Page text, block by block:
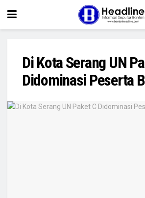
Di Kota Serang UN
Didominasi Peserta